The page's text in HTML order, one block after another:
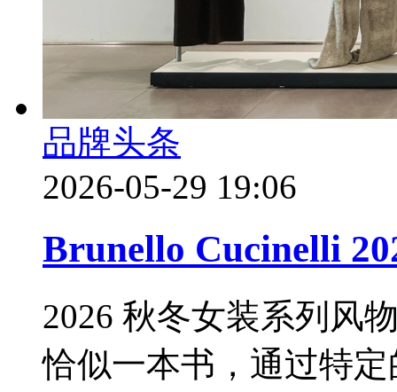
品牌头条
2026-05-29 19:06
Brunello Cucinelli
2026 秋冬女装系列风
恰似一本书，通过特